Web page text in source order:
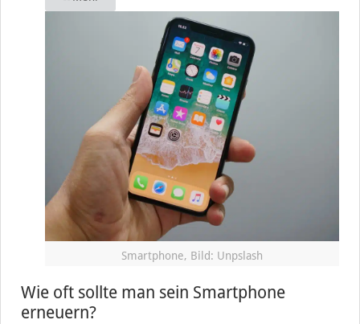
Smartphone, Bild: Unpslash
Wie oft sollte man sein Smartphone
erneuern?